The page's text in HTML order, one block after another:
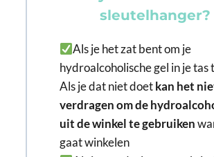
sleutelhanger?
Als je het zat bent om je
hydroalcoholische gel in je tas
Als je dat niet doetkan het
verdragen om de
uit de winkel te gebruiken
gaat winkelen